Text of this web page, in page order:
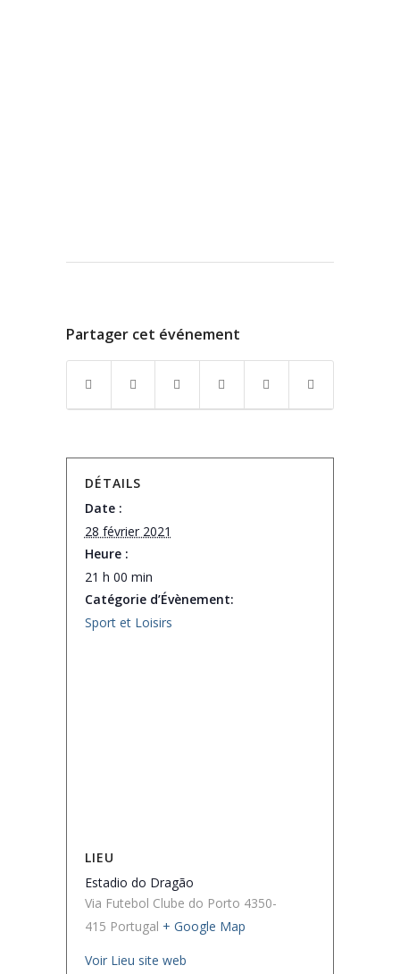
Partager cet événement
DÉTAILS
Date :
28 février 2021
Heure :
21 h 00 min
Catégorie d’Évènement:
Sport et Loisirs
LIEU
Estadio do Dragão
Via Futebol Clube do Porto 4350-
415 Portugal + Google Map
Voir Lieu site web